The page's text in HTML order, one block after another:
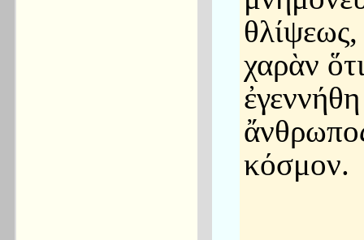
θλίψεως,
χαρὰν
ἐγεννήθη
κόσμον.